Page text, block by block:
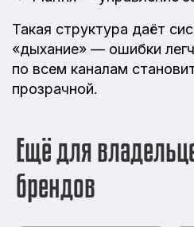
Такая структура даёт
«дыхание» — ошибки
по всем каналам
прозрачной.
Ещё для
брендов